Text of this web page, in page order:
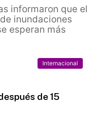
informaron que el
inundaciones
esperan más
Internacional
de 15